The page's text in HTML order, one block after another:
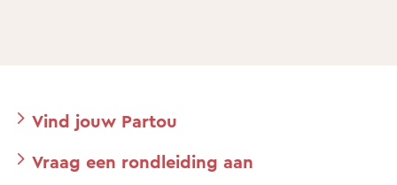
Vind jouw Partou
Vraag een rondleiding aan